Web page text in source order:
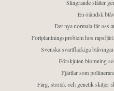
Slingrande slåtter
En öländsk
Det nya normala får oss
Fortplantningsproblem hos
Svenska svartfläckiga
Förskjuten blomning
Fjärilar som
Färg, storlek och genetik skiljer